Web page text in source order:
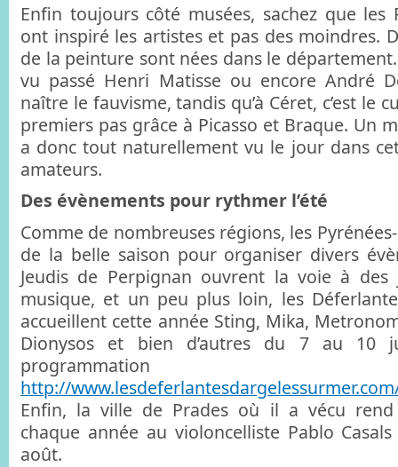
Enfin toujours côté musées, sachez que les
ont inspiré les artistes et pas des moindres.
de la peinture sont nées dans le
vu passé Henri Matisse ou encore André
naître le fauvisme, tandis qu’à Céret, c’est le
premiers pas grâce à Picasso et Braque. Un
a donc tout naturellement vu le jour dans
amateurs.
Des évènements pour rythmer l’été
Comme de nombreuses régions, les
de la belle saison pour organiser divers
Jeudis de Perpignan ouvrent la voie à des
musique, et un peu plus loin, les
accueillent cette année Sting, Mika,
Dionysos et bien d’autres du 7 au 10
http://
Enfin, la ville de Prades où il a vécu rend
chaque année au violoncelliste Pablo
août.